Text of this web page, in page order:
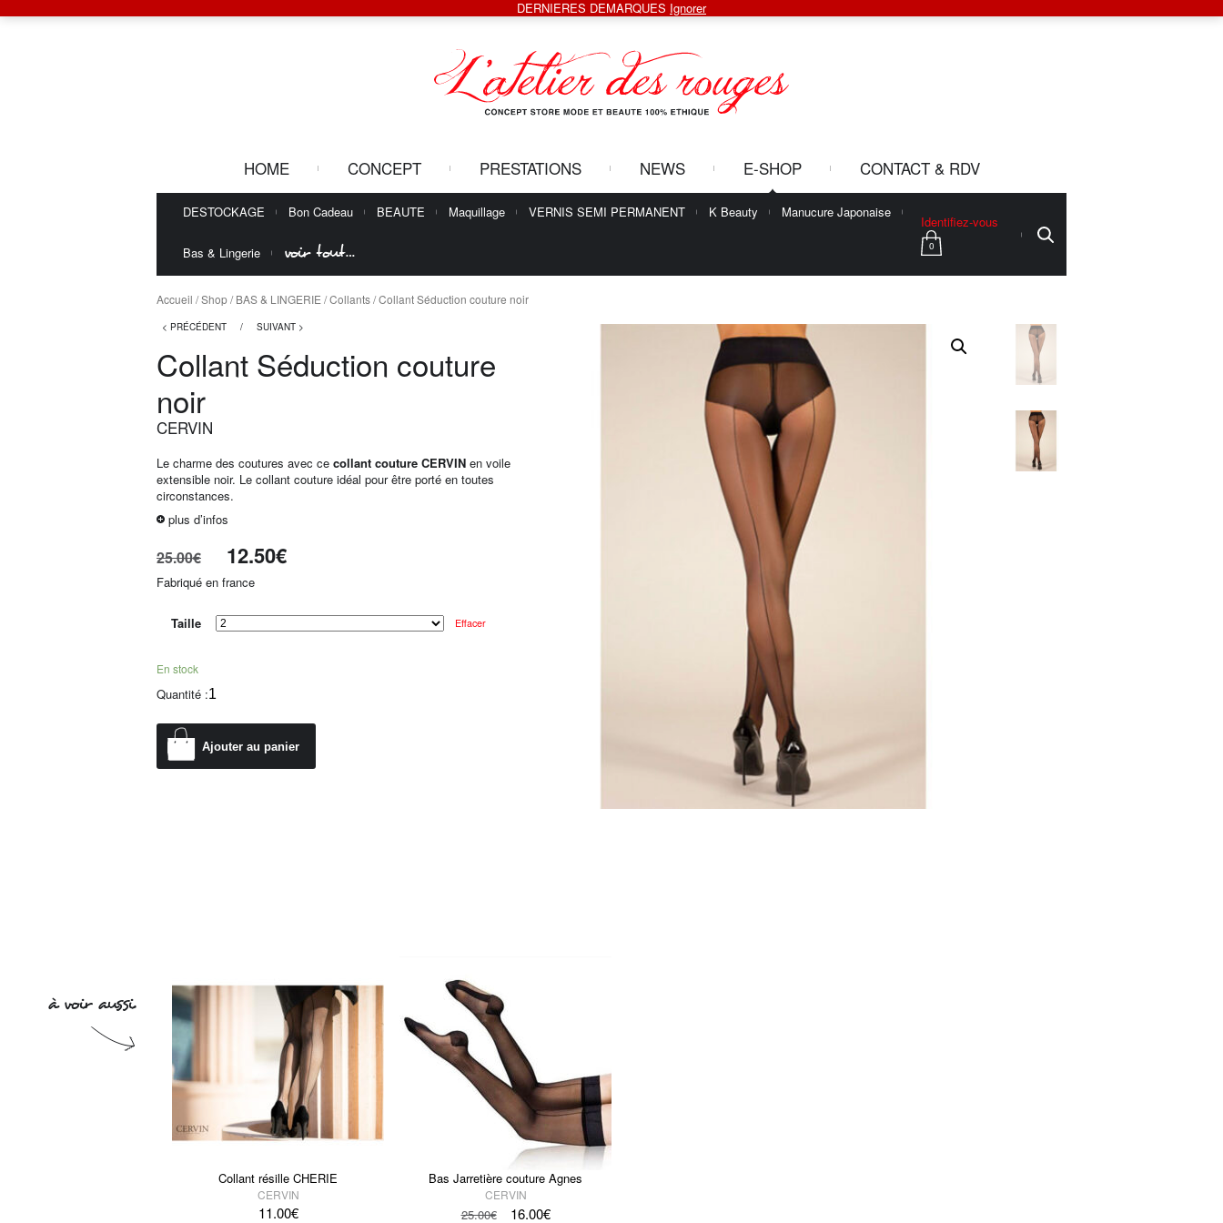
HOME CONCEPT PRESTATIONS NEWS E-SHOP CONTACT & RDV
DESTOCKAGE Bon Cadeau BEAUTE Maquillage VERNIS SEMI PERMANENT K Beauty Manucure Japonaise
Bas & Lingerie voir tout…
Identifiez-vous
0
Accueil /Shop/BAS & LINGERIE /Collants/ Collant Séduction couture noir
< PRÉCÉDENT / SUIVANT >
Collant Séduction couture
noir
CERVIN
Le charme des coutures avec ce collant couture CERVIN en voile
extensible noir. Le collant couture idéal pour être porté en toutes
circonstances.
plus d’infos
25.00€ 12.50€
Fabriqué en france
Taille Effacer
En stock
Quantité :
Ajouter au panier
Collant résille CHERIE
CERVIN
11.00€
Bas Jarretière couture Agnes
CERVIN
25.00€ 16.00€
DERNIERES DEMARQUES Ignorer